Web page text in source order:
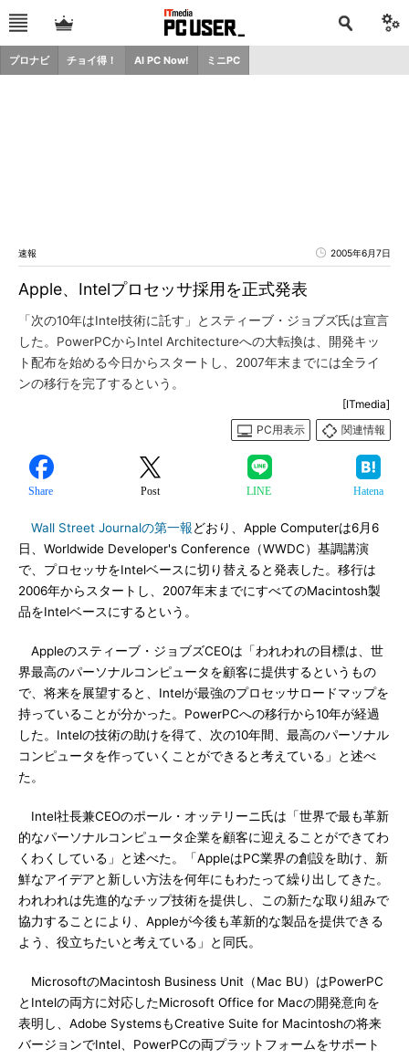
プロナビ チョイ得！ AI PC Now! ミニPC
速報 2005年6月7日
Apple、Intelプロセッサ採用を正式発表
「次の10年はIntel技術に託す」とスティーブ・ジョブズ氏は宣言
した。PowerPCからIntel Architectureへの大転換は、開発キッ
ト配布を始める今日からスタートし、2007年末までには全ライ
ンの移行を完了するという。
[ITmedia]
PC用表示
関連情報
Share Post LINE Hatena
Wall Street Journalの第一報どおり、Apple Computerは6月6
日、Worldwide Developer's Conference（WWDC）基調講演
で、プロセッサをIntelベースに切り替えると発表した。移行は
2006年からスタートし、2007年末までにすべてのMacintosh製
品をIntelベースにするという。
Appleのスティーブ・ジョブズCEOは「われわれの目標は、世
界最高のパーソナルコンピュータを顧客に提供するというもの
で、将来を展望すると、Intelが最強のプロセッサロードマップを
持っていることが分かった。PowerPCへの移行から10年が経過
した。Intelの技術の助けを得て、次の10年間、最高のパーソナル
コンピュータを作っていくことができると考えている」と述べ
た。
Intel社長兼CEOのポール・オッテリーニ氏は「世界で最も革新
的なパーソナルコンピュータ企業を顧客に迎えることができてわ
くわくしている」と述べた。「AppleはPC業界の創設を助け、新
鮮なアイデアと新しい方法を何年にもわたって繰り出してきた。
われわれは先進的なチップ技術を提供し、この新たな取り組みで
協力することにより、Appleが今後も革新的な製品を提供できる
よう、役立ちたいと考えている」と同氏。
MicrosoftのMacintosh Business Unit（Mac BU）はPowerPC
とIntelの両方に対応したMicrosoft Office for Macの開発意向を
表明し、Adobe SystemsもCreative Suite for Macintoshの将来
バージョンでIntel、PowerPCの両プラットフォームをサポート